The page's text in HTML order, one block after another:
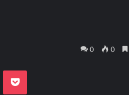
0 0
Pocket